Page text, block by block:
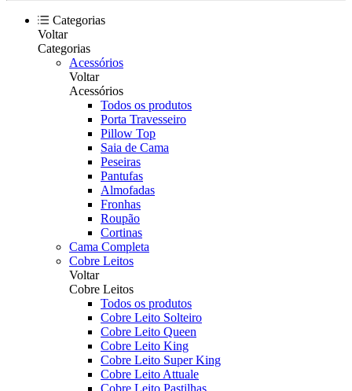
Categorias
Voltar
Categorias
Acessórios
Voltar
Acessórios
Todos os produtos
Porta Travesseiro
Pillow Top
Saia de Cama
Peseiras
Pantufas
Almofadas
Fronhas
Roupão
Cortinas
Cama Completa
Cobre Leitos
Voltar
Cobre Leitos
Todos os produtos
Cobre Leito Solteiro
Cobre Leito Queen
Cobre Leito King
Cobre Leito Super King
Cobre Leito Attuale
Cobre Leito Pastilhas